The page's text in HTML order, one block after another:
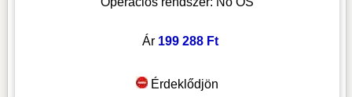
Ár 199 288 Ft
Érdeklődjön